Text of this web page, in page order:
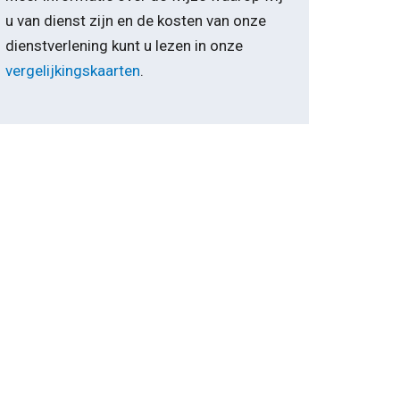
u van dienst zijn en de kosten van onze
dienstverlening kunt u lezen in onze
vergelijkingskaarten.